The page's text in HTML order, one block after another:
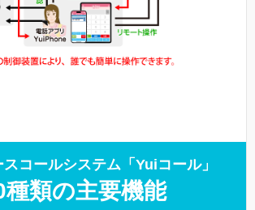
コールシステム「Yuiコール」
種類の主要機能